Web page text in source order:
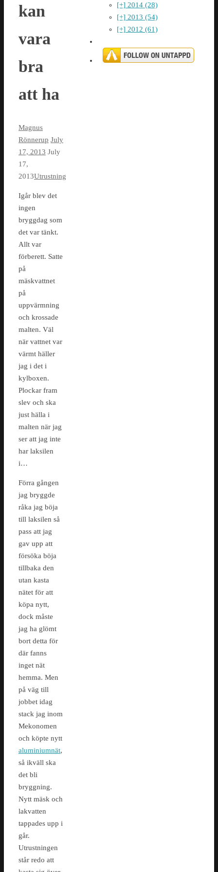
kan
vara
bra
att ha
Magnus
Rönnerup July
17, 2013 July
17,
2013Utrustning
Igår blev det
ingen
bryggdag som
det var tänkt.
Allt var
förberett. Satte
på
mäskvattnet
på
uppvärmning
och krossade
malten. Väl
när vattnet var
värmt häller
jag i det i
kylboxen.
Plockar fram
slev och ska
just hälla i
malten när jag
ser att jag inte
har laksilen
i…
Förra gången
jag bryggde
råka jag böja
till laksilen så
pass att jag
gav upp att
försöka böja
tillbaka den
utan kasta
nätet för att
köpa nytt,
dock måste
jag ha glömt
bort detta för
där fanns
inget nät
hemma. Men
på väg till
jobbet idag
stack jag inom
Mekonomen
och köpte nytt
aluminiumnät,
så ikväll ska
det bli
bryggning.
Nytt mäsk och
lakvatten
tappades upp i
går.
Utrustningen
står redo att
[+] 2014 (28)
[+] 2013 (54)
[+] 2012 (61)